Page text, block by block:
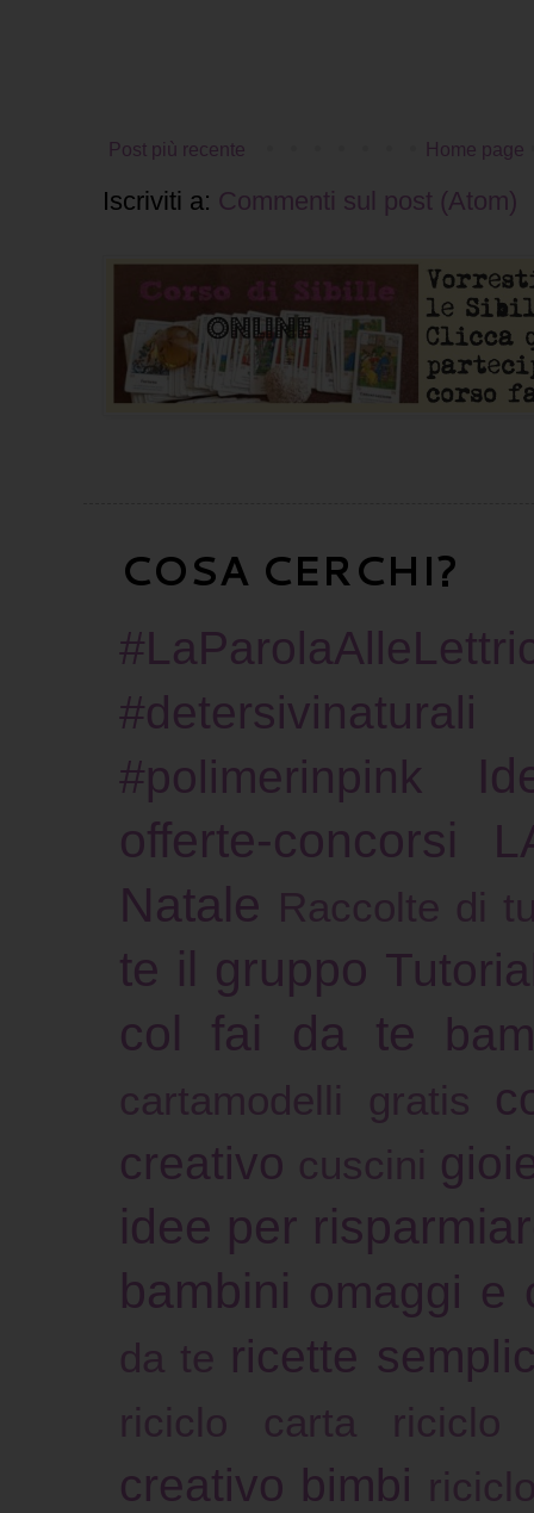
Post più recente Home page
Iscriviti a: Commenti sul post (Atom)
COSA CERCHI?
#detersivinaturali
#polimerinpink
offerte-concorsi
Natale Raccolte di
te il gruppo
col fai da te
cartamodelli gratis
creativo cuscini
idee per
bambini omaggi e
da te ricette
riciclo carta riciclo
creativo bimbi